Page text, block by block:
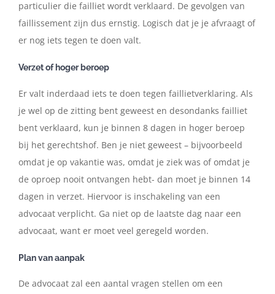
particulier die failliet wordt verklaard. De gevolgen van
faillissement zijn dus ernstig. Logisch dat je je afvraagt of
er nog iets tegen te doen valt.
Verzet of hoger beroep
Er valt inderdaad iets te doen tegen faillietverklaring. Als
je wel op de zitting bent geweest en desondanks failliet
bent verklaard, kun je binnen 8 dagen in hoger beroep
bij het gerechtshof. Ben je niet geweest – bijvoorbeeld
omdat je op vakantie was, omdat je ziek was of omdat je
de oproep nooit ontvangen hebt- dan moet je binnen 14
dagen in verzet. Hiervoor is inschakeling van een
advocaat verplicht. Ga niet op de laatste dag naar een
advocaat, want er moet veel geregeld worden.
Plan van aanpak
De advocaat zal een aantal vragen stellen om een